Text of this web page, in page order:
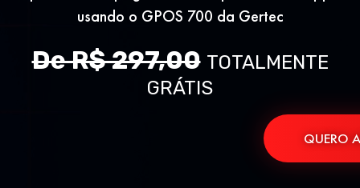
usando o GPOS 700 da Gertec
De R$ 297,00 TOTALMENTE
GRÁTIS
QUERO